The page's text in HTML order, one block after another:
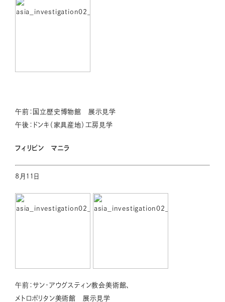
午前：国立歴史博物館 展示見学
午後：ドンキ（家具産地）工房見学
フィリピン マニラ
8月11日
午前：サン・アウグスティン教会美術館、
メトロポリタン美術館 展示見学